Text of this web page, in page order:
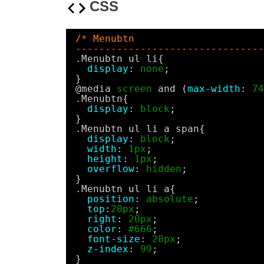
CSS
/* Menubtn
.Menubtn ul li{
display : none ;
}
@media screen and (max-width :
.Menubtn{
display : block ;
}
.Menubtn ul li a span{
display : block ;
width : 1px ;
height : 1px ;
overflow: hidden ;
}
.Menubtn ul li a{
position : absolute ;
top : 20px ;
right : 20px ;
color : #666 ;
font-size : 28px ;
z-index : 99 ;
}